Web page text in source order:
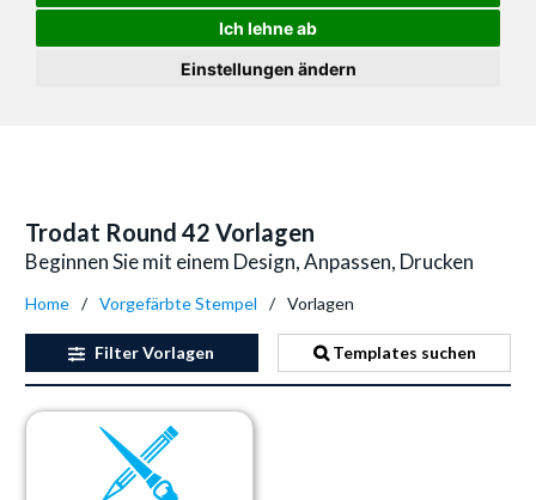
Ich lehne ab
Einstellungen ändern
Trodat Round 42 Vorlagen
Beginnen Sie mit einem Design, Anpassen, Drucken
Home Vorgefärbte Stempel Vorlagen
FilterVorlagen Templates suchen